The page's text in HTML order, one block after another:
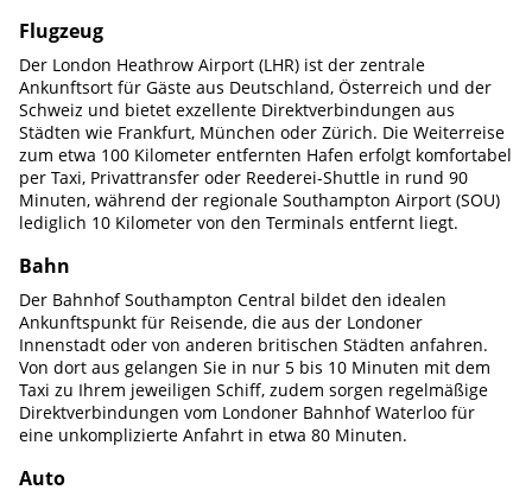
Flugzeug
Der London Heathrow Airport (LHR) ist der zentrale
Ankunftsort für Gäste aus Deutschland, Österreich und der
Schweiz und bietet exzellente Direktverbindungen aus
Städten wie Frankfurt, München oder Zürich. Die Weiterreise
zum etwa 100 Kilometer entfernten Hafen erfolgt komfortabel
per Taxi, Privattransfer oder Reederei-Shuttle in rund 90
Minuten, während der regionale Southampton Airport (SOU)
lediglich 10 Kilometer von den Terminals entfernt liegt.
Bahn
Der Bahnhof Southampton Central bildet den idealen
Ankunftspunkt für Reisende, die aus der Londoner
Innenstadt oder von anderen britischen Städten anfahren.
Von dort aus gelangen Sie in nur 5 bis 10 Minuten mit dem
Taxi zu Ihrem jeweiligen Schiff, zudem sorgen regelmäßige
Direktverbindungen vom Londoner Bahnhof Waterloo für
eine unkomplizierte Anfahrt in etwa 80 Minuten.
Auto